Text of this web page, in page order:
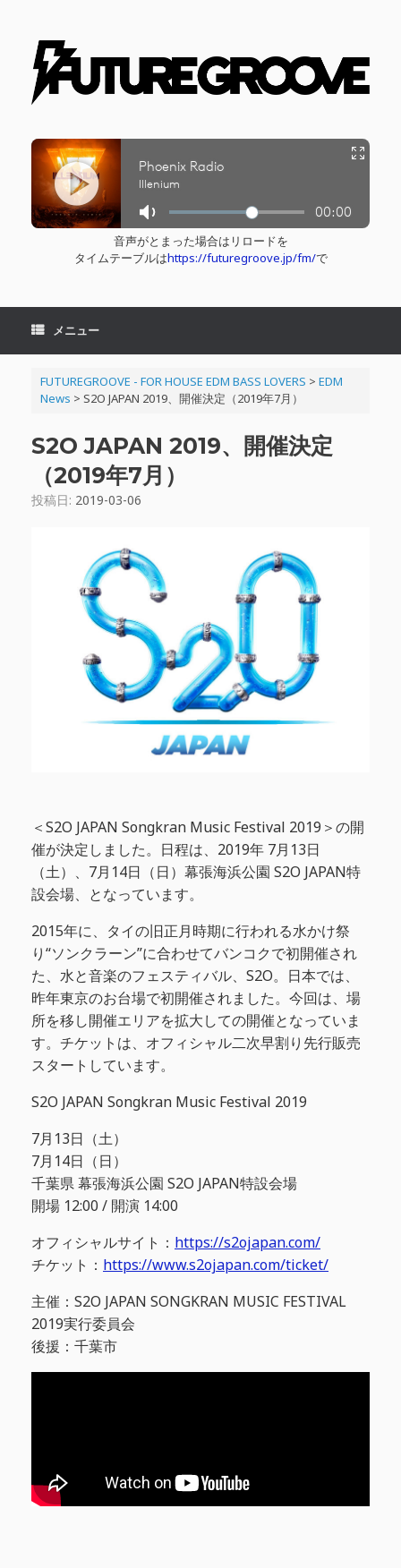
音声がとまった場合はリロードを
タイムテーブルはhttps://futuregroove.jp/fm/で
メニュー
FUTUREGROOVE - FOR HOUSE EDM BASS LOVERS > EDM
News > S2O JAPAN 2019、開催決定（2019年7月）
S2O JAPAN 2019、開催決定
（2019年7月）
投稿日: 2019-03-06
＜S2O JAPAN Songkran Music Festival 2019＞の開
催が決定しました。日程は、2019年 7月13日
（土）、7月14日（日）幕張海浜公園 S2O JAPAN特
設会場、となっています。
2015年に、タイの旧正月時期に行われる水かけ祭
り“ソンクラーン”に合わせてバンコクで初開催され
た、水と音楽のフェスティバル、S2O。日本では、
昨年東京のお台場で初開催されました。今回は、場
所を移し開催エリアを拡大しての開催となっていま
す。チケットは、オフィシャル二次早割り先行販売
スタートしています。
S2O JAPAN Songkran Music Festival 2019
7月13日（土）
7月14日（日）
千葉県 幕張海浜公園 S2O JAPAN特設会場
開場 12:00 / 開演 14:00
オフィシャルサイト： https://s2ojapan.com/
チケット： https://www.s2ojapan.com/ticket/
主催：S2O JAPAN SONGKRAN MUSIC FESTIVAL
2019実行委員会
後援：千葉市